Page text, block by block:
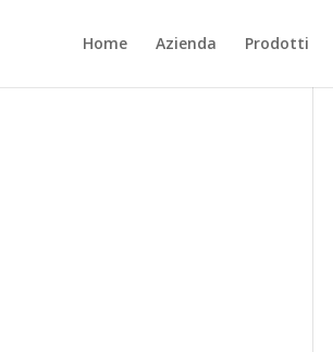
Home Azienda Prodotti